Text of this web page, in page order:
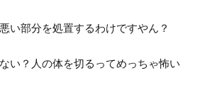
い部分を処置するわけですやん？
い？人の体を切るってめっちゃ怖い